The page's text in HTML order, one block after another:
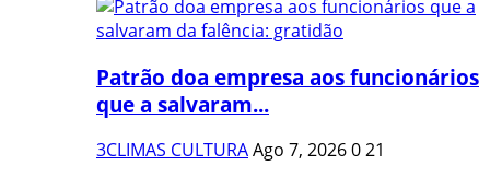
Patrão doa empresa aos funcionários
que a salvaram...
3CLIMAS CULTURAAgo 7, 2026021